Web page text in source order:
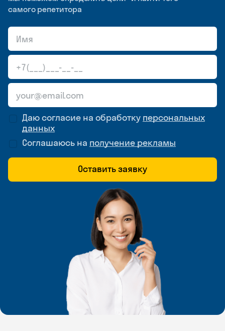
самого репетитора
Даю согласие на обработку персональных
данных
Соглашаюсь на получение рекламы
Оставить заявку